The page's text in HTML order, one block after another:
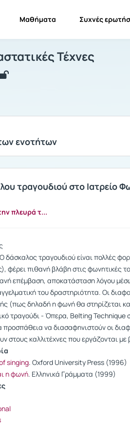
Μαθήματα Συχνές
Παραστατικές
Τέχνες
ενοτήτων
τραγουδιού στο Ιατρείο
πλευρά τ...
δάσκαλος τραγουδιού είναι πολλές
φέρει πιθανή βλάβη στις φωνητικές
επέμβαση, αποκατάσταση λόγου
του δραστηριότητα. Οι
(πως δηλαδή η φωνή θα στηρίζεται
τραγούδι - Όπερα, Belting
προσπάθεια να διασαφηνιστούν οι
στους καλλιτέχνες που εργάζονται
singing. Oxford University Press (1996)
η φωνή. Ελληνικά Γράμματα (1999)